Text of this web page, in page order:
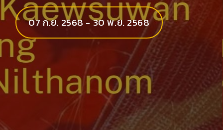
07 ก.ย. 2568 - 30 พ.ย. 2568